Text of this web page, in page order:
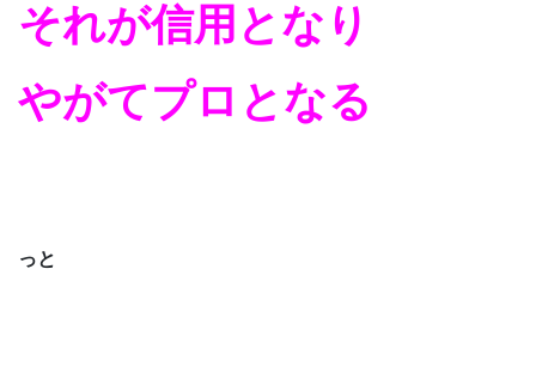
それが信用となり
やがてプロとなる
っと